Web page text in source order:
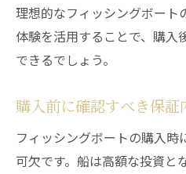
理想的なフィッシングボート
体験を活用することで、購入
できるでしょう。
購入前に確認すべき保証
フィッシングボートの購入
可欠です。船は高額な投資と